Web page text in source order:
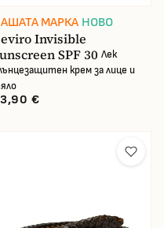
МАРКА НОВО
Invisible
SPF 30 Лек
крем за лице и
€